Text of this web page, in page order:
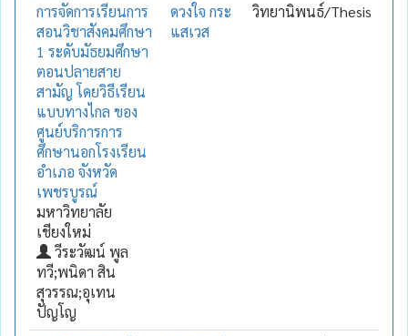
การจัดการเรียนการ
สอนวิชาสังคมศึกษา
1 ระดับมัธยมศึกษา
ตอนปลายสาย
สามัญ โดยวิธีเรียน
แบบทางไกล ของ
ศูนย์บริการการ
ศึกษานอกโรงเรียน
อำเภอ จังหวัด
เพชรบูรณ์
มหาวิทยาลัย
เชียงใหม่
วีระวัฒน์ พูล
ทวี;พนิดา สิน
สุวรรณ;อุเทน
ปัญโญ
ดวงใจ กระ
แสเวส
วิทยานิพนธ์/Thesis